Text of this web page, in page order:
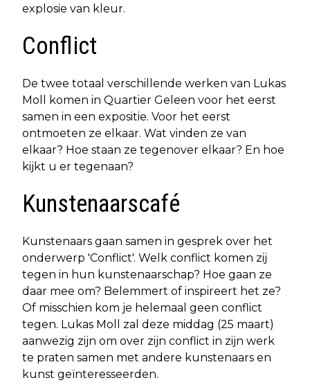
explosie van kleur.
Conflict
De twee totaal verschillende werken van Lukas
Moll komen in Quartier Geleen voor het eerst
samen in een expositie. Voor het eerst
ontmoeten ze elkaar. Wat vinden ze van
elkaar? Hoe staan ze tegenover elkaar? En hoe
kijkt u er tegenaan?
Kunstenaarscafé
Kunstenaars gaan samen in gesprek over het
onderwerp 'Conflict'. Welk conflict komen zij
tegen in hun kunstenaarschap? Hoe gaan ze
daar mee om? Belemmert of inspireert het ze?
Of misschien kom je helemaal geen conflict
tegen. Lukas Moll zal deze middag (25 maart)
aanwezig zijn om over zijn conflict in zijn werk
te praten samen met andere kunstenaars en
kunst geïnteresseerden.